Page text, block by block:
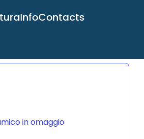
InfoContacts
in omaggio